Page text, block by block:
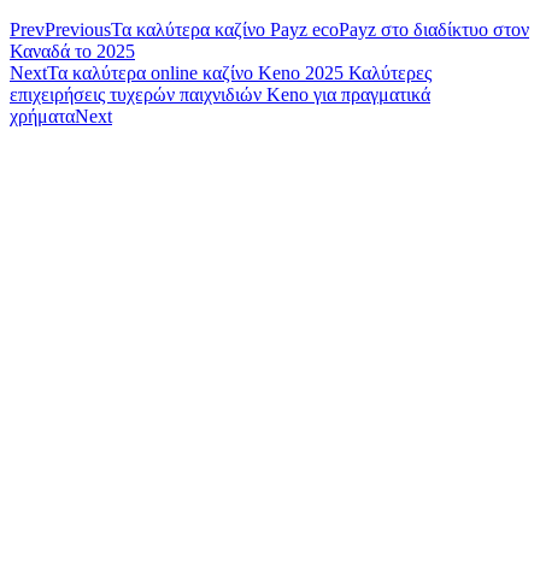
PrevPreviousΤα καλύτερα καζίνο Payz ecoPayz στο διαδίκτυο στον
Καναδά το 2025
NextΤα καλύτερα online καζίνο Keno 2025 Καλύτερες
επιχειρήσεις τυχερών παιχνιδιών Keno για πραγματικά
χρήματαNext